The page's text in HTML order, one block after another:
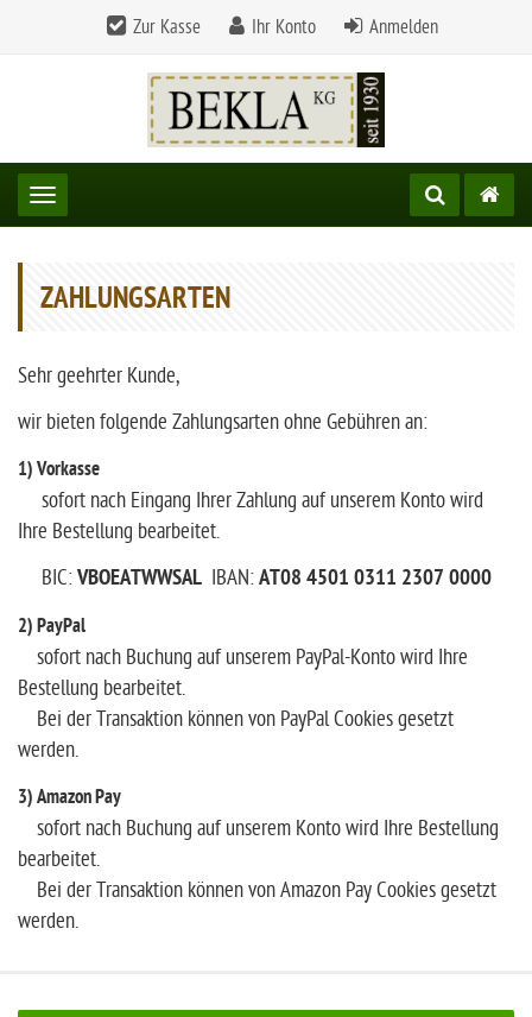
Zur Kasse Ihr Konto Anmelden
Toggle navigation
ZAHLUNGSARTEN
Sehr geehrter Kunde,
wir bieten folgende Zahlungsarten ohne Gebühren an:
1) Vorkasse
sofort nach Eingang Ihrer Zahlung auf unserem Konto wird
Ihre Bestellung bearbeitet.
BIC:VBOEATWWSAL IBAN:AT08 4501 0311 2307 0000
2) PayPal
sofort nach Buchung auf unserem PayPal-Konto wird Ihre
Bestellung bearbeitet.
Bei der Transaktion können von PayPal Cookies gesetzt
werden.
3) Amazon Pay
sofort nach Buchung auf unserem Konto wird Ihre Bestellung
bearbeitet.
Bei der Transaktion können von Amazon Pay Cookies gesetzt
werden.